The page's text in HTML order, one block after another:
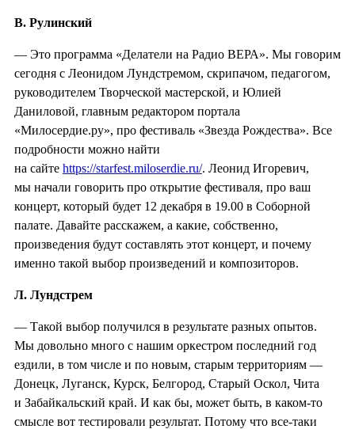
В. Рулинский
— Это программа «Делатели на Радио ВЕРА». Мы говорим
сегодня с Леонидом Лундстремом, скрипачом, педагогом,
руководителем Творческой мастерской, и Юлией
Даниловой, главным редактором портала
«Милосердие.ру», про фестиваль «Звезда Рождества». Все
подробности можно найти
на сайте https://starfest.miloserdie.ru/. Леонид Игоревич,
мы начали говорить про открытие фестиваля, про ваш
концерт, который будет 12 декабря в 19.00 в Соборной
палате. Давайте расскажем, а какие, собственно,
произведения будут составлять этот концерт, и почему
именно такой выбор произведений и композиторов.
Л. Лундстрем
— Такой выбор получился в результате разных опытов.
Мы довольно много с нашим оркестром последний год
ездили, в том числе и по новым, старым территориям —
Донецк, Луганск, Курск, Белгород, Старый Оскол, Чита
и Забайкальский край. И как бы, может быть, в каком-то
смысле вот тестировали результат. Потому что все-таки